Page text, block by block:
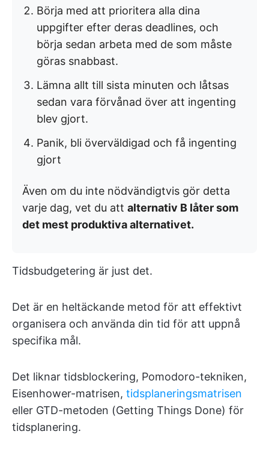
Börja med att prioritera alla dina
uppgifter efter deras deadlines, och
börja sedan arbeta med de som måste
göras snabbast.
Lämna allt till sista minuten och låtsas
sedan vara förvånad över att ingenting
blev gjort.
Panik, bli överväldigad och få ingenting
gjort
Även om du inte nödvändigtvis gör detta
varje dag, vet du att alternativ B låter som
det mest produktiva alternativet.
Tidsbudgetering är just det.
Det är en heltäckande metod för att effektivt
organisera och använda din tid för att uppnå
specifika mål.
Det liknar tidsblockering, Pomodoro-tekniken,
Eisenhower-matrisen, tidsplaneringsmatrisen
eller GTD-metoden (Getting Things Done) för
tidsplanering.